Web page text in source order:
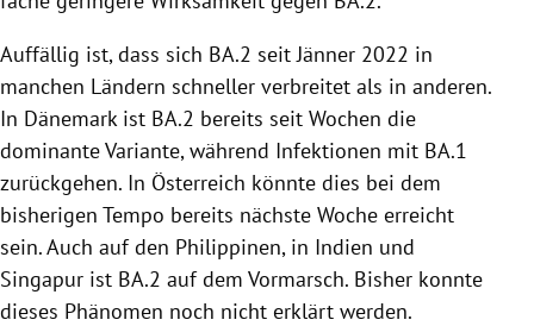
Auffällig ist, dass sich BA.2 seit Jänner 2022 in
manchen Ländern schneller verbreitet als in anderen.
In Dänemark ist BA.2 bereits seit Wochen die
dominante Variante, während Infektionen mit BA.1
zurückgehen. In Österreich könnte dies bei dem
bisherigen Tempo bereits nächste Woche erreicht
sein. Auch auf den Philippinen, in Indien und
Singapur ist BA.2 auf dem Vormarsch. Bisher konnte
dieses Phänomen noch nicht erklärt werden.